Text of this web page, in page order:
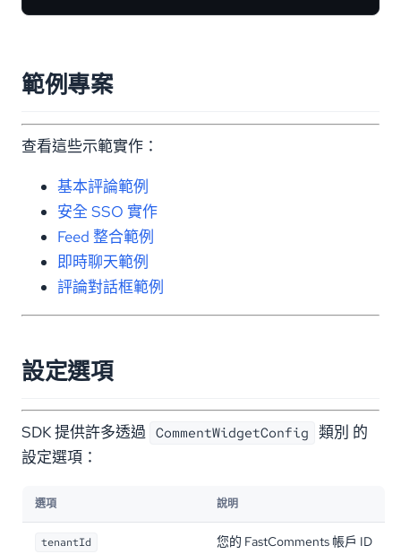
範例專案
查看這些示範實作：
基本評論範例
安全 SSO 實作
Feed 整合範例
即時聊天範例
評論對話框範例
設定選項
SDK 提供許多透過 CommentWidgetConfig 類別 的
設定選項：
選項 說明
tenantId 您的 FastComments 帳戶 ID